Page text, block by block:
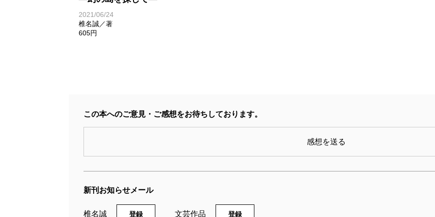
2021/06/24
椎名誠／著
605円
この本へのご意見・ご感想をお待ちしております。
感想を送る
新刊お知らせメール
椎名誠 登録 文芸作品 登録